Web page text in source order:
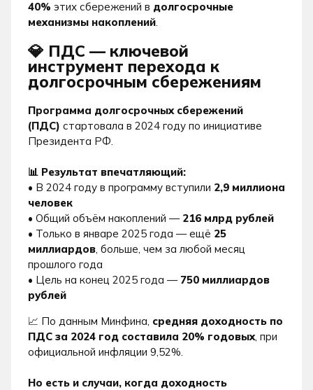
40% этих сбережений в долгосрочные
механизмы накоплений.
💎 ПДС — ключевой
инструмент перехода к
долгосрочным сбережениям
Программа долгосрочных сбережений
(ПДС) стартовала в 2024 году по инициативе
Президента РФ.
📊 Результат впечатляющий:
• В 2024 году в программу вступили 2,9 миллиона
человек
• Общий объём накоплений — 216 млрд рублей
• Только в январе 2025 года — ещё 25
миллиардов , больше, чем за любой месяц
прошлого года
• Цель на конец 2025 года — 750 миллиардов
рублей
📈 По данным Минфина, средняя доходность по
ПДС за 2024 год составила 20% годовых, при
официальной инфляции 9,52%.
Но есть и случаи, когда доходность